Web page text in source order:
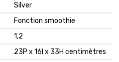
Silver
Fonction smoothie
1,2
23P x 16l x 33H centimètres